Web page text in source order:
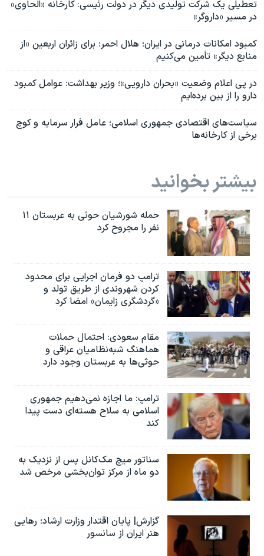
تعطیلی یک شرکت تولیدی دیگر در دولت رئیسی: کارخانه «الحاوی»
در مسیر «داروگر»
کمبود امکانات درمانی در ایران؛ هلال احمر: برای زائران اربعین «از
منابع دیگر» تأمین می‌کنیم
در پی اعلام وضعیت «بحران دارویی»؛ وزیر بهداشت: عوامل کمبود
دارو را از بین برده‌ایم
سیاست‌های اقتصادی جمهوری اسلامی؛ عامل فرار سرمایه و کوچ
برخی از کارخانه‌ها
بیشتر بخوانید
حمله شورشیان حوثی به عربستان ۱۱
نفر را مجروح کرد
ترامپ دو فرمان اجرایی برای محدود
کردن شهروندی از طریق تولد و
«گردشگری زایمان» امضا کرد
مقام سعودی: احتمال حملات
هماهنگ شبه‌نظامیان عراقی و
حوثی‌ها به عربستان وجود دارد
ترامپ: ما اجازه نمی‌دهیم جمهوری
اسلامی به سلاح هسته‌ای دست پیدا
کند
سناتور میچ مک‌کانل پس از نزدیک به
دو ماه از مرکز توان‌بخشی مرخص شد
گزارش| پایان اقتدار وزارت ارشاد؛ رهایی
هنر ایران از سانسور